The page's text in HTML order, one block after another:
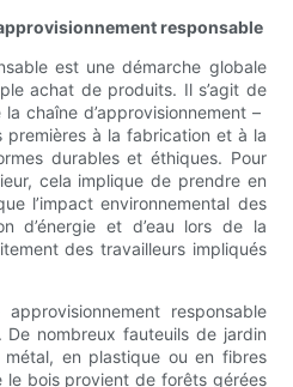
responsable
est une démarche globale
achat de produits. Il s’agit de
la chaîne d’approvisionnement –
premières à la fabrication et à la
durables et éthiques. Pour
cela implique de prendre en
l’impact environnemental des
d’énergie et d’eau lors de la
des travailleurs impliqués
responsable
nombreux fauteuils de jardin
en plastique ou en fibres
le bois provient de forêts gérées